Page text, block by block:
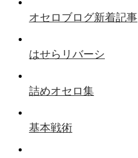
オセロブログ新着記事
はせらリバーシ
詰めオセロ集
基本戦術